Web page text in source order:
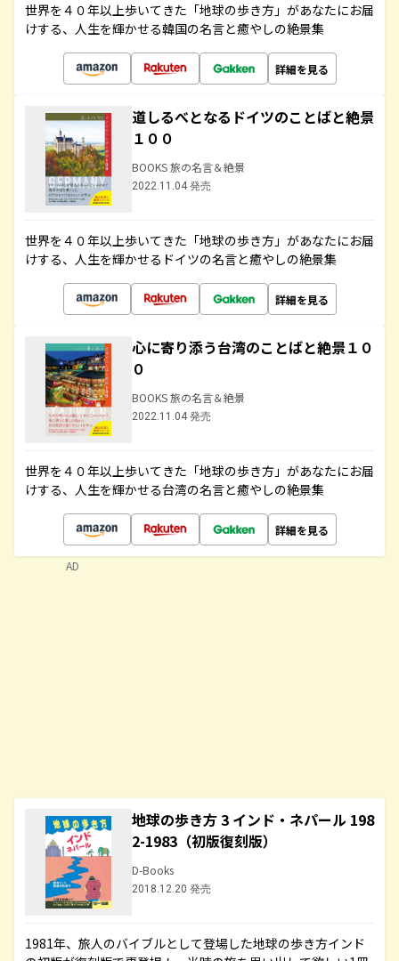
世界を４０年以上歩いてきた「地球の歩き方」があなたにお届
けする、人生を輝かせる韓国の名言と癒やしの絶景集
詳細を見る
道しるべとなるドイツのことばと絶景
１００
BOOKS 旅の名言＆絶景
2022.11.04 発売
世界を４０年以上歩いてきた「地球の歩き方」があなたにお届
けする、人生を輝かせるドイツの名言と癒やしの絶景集
詳細を見る
心に寄り添う台湾のことばと絶景１０
０
BOOKS 旅の名言＆絶景
2022.11.04 発売
世界を４０年以上歩いてきた「地球の歩き方」があなたにお届
けする、人生を輝かせる台湾の名言と癒やしの絶景集
詳細を見る
地球の歩き方 3 インド・ネパール 198
2-1983（初版復刻版）
D-Books
2018.12.20 発売
1981年、旅人のバイブルとして登場した地球の歩き方インド
AD